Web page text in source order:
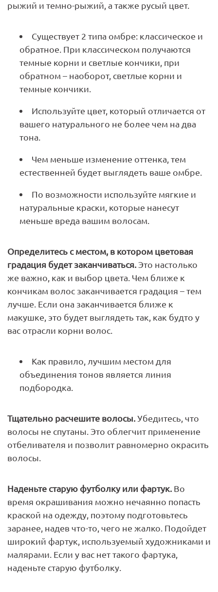
рыжий и темно-рыжий, а также русый цвет.
Существует 2 типа омбре: классическое и
обратное. При классическом получаются
темные корни и светлые кончики, при
обратном – наоборот, светлые корни и
темные кончики.
Используйте цвет, который отличается от
вашего натурального не более чем на два
тона.
Чем меньше изменение оттенка, тем
естественней будет выглядеть ваше омбре.
По возможности используйте мягкие и
натуральные краски, которые нанесут
меньше вреда вашим волосам.
Определитесь с местом, в котором цветовая
градация будет заканчиваться.Это настолько
же важно, как и выбор цвета. Чем ближе к
кончикам волос заканчивается градация – тем
лучше. Если она заканчивается ближе к
макушке, это будет выглядеть так, как будто у
вас отрасли корни волос.
Как правило, лучшим местом для
объединения тонов является линия
подбородка.
Тщательно расчешите волосы.Убедитесь, что
волосы не спутаны. Это облегчит применение
отбеливателя и позволит равномерно окрасить
волосы.
Наденьте старую футболку или фартук. Во
время окрашивания можно нечаянно попасть
краской на одежду, поэтому подготовьтесь
заранее, надев что-то, чего не жалко. Подойдет
широкий фартук, используемый художниками и
малярами. Если у вас нет такого фартука,
наденьте старую футболку.